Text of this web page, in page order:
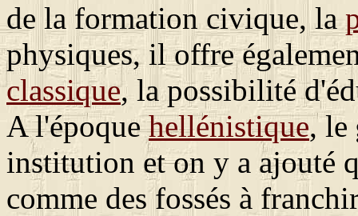
de la formation civique, la
physiques, il offre
classique, la possibilité
A l'époquehellénistique, le
institution et on y a ajouté
comme des fossés à